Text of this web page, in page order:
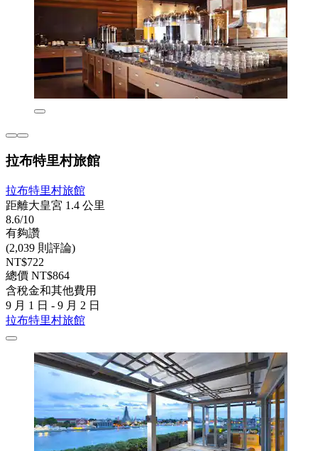
拉布特里村旅館
拉布特里村旅館
距離大皇宮 1.4 公里
8.6/10
有夠讚
(2,039 則評論)
NT$722
總價 NT$864
含稅金和其他費用
9 月 1 日 - 9 月 2 日
拉布特里村旅館